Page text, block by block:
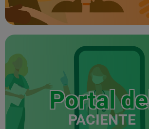
Portal del
PACIENTE